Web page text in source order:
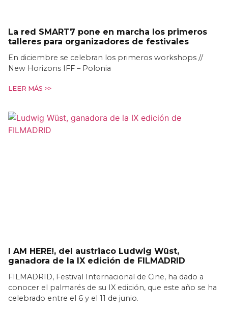
La red SMART7 pone en marcha los primeros
talleres para organizadores de festivales
En diciembre se celebran los primeros workshops //
New Horizons IFF – Polonia
LEER MÁS >>
I AM HERE!, del austriaco Ludwig Wüst,
ganadora de la IX edición de FILMADRID
FILMADRID, Festival Internacional de Cine, ha dado a
conocer el palmarés de su IX edición, que este año se ha
celebrado entre el 6 y el 11 de junio.